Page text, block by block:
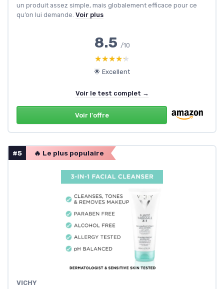
un produit assez simple, mais globalement efficace pour ce
qu’on lui demande. Voir plus
8.5 /10
★★★★★
★★★★★
🌟 Excellent
Voir le test complet →
Voir l'offre
#5 🔥 Le plus populaire
VICHY